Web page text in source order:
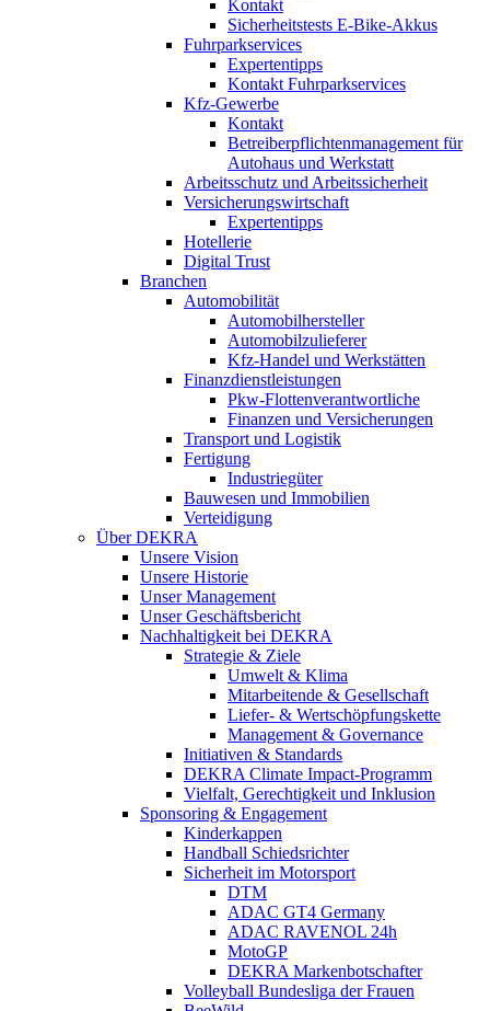
Kontakt
Sicherheitstests E-Bike-Akkus
Fuhrparkservices
Expertentipps
Kontakt Fuhrparkservices
Kfz-Gewerbe
Kontakt
Betreiberpflichtenmanagement für
Autohaus und Werkstatt
Arbeitsschutz und Arbeitssicherheit
Versicherungswirtschaft
Expertentipps
Hotellerie
Digital Trust
Branchen
Automobilität
Automobilhersteller
Automobilzulieferer
Kfz-Handel und Werkstätten
Finanzdienstleistungen
Pkw‑Flottenverantwortliche
Finanzen und Versicherungen
Transport und Logistik
Fertigung
Industriegüter
Bauwesen und Immobilien
Verteidigung
Über DEKRA
Unsere Vision
Unsere Historie
Unser Management
Unser Geschäftsbericht
Nachhaltigkeit bei DEKRA
Strategie & Ziele
Umwelt & Klima
Mitarbeitende & Gesellschaft
Liefer- & Wertschöpfungskette
Management & Governance
Initiativen & Standards
DEKRA Climate Impact-Programm
Vielfalt, Gerechtigkeit und Inklusion​
Sponsoring & Engagement
Kinderkappen
Handball Schiedsrichter
Sicherheit im Motorsport
DTM
ADAC GT4 Germany
ADAC RAVENOL 24h
MotoGP
DEKRA Markenbotschafter
Volleyball Bundesliga der Frauen